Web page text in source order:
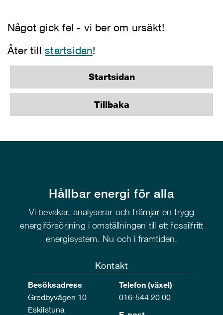
Något gick fel - vi ber om ursäkt!
Åter tillstartsidan!
Startsidan
Tillbaka
Hållbar energi för alla
Vi bevakar, analyserar och främjar en trygg
energiförsörjning i omställningen till ett fossilfritt
energisystem. Nu och i framtiden.
Kontakt
Besöksadress
Gredbyvägen 10
Eskilstuna
Telefon (växel)
016-544 20 00